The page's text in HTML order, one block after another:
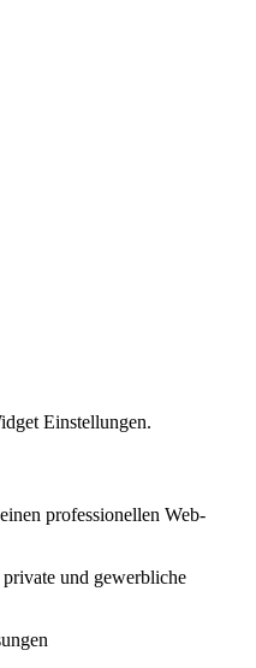
Einstellungen.
professionellen Web-
und gewerbliche